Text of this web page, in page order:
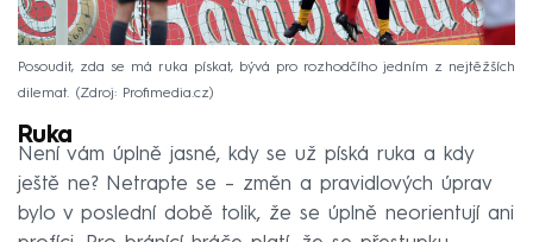
Posoudit, zda se má ruka pískat, bývá pro rozhodčího jedním z nejtěžších
dilemat.
Zdroj: Profimedia.cz
Ruka
Není vám úplně jasné, kdy se už píská ruka a kdy
ještě ne? Netrapte se – změn a pravidlových úprav
bylo v poslední době tolik, že se úplně neorientují ani